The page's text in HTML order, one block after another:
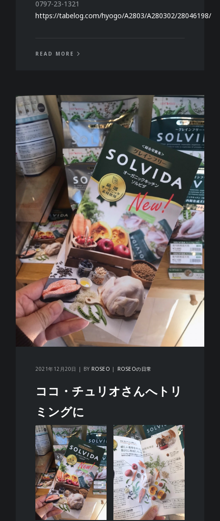
0797-23-1321
https://tabelog.com/hyogo/A2803/A280302/28046198/
READ MORE
2021年12月20日 BY ROSEO ROSEOの日常
ココ・チュリオさんへトリ
ミングに